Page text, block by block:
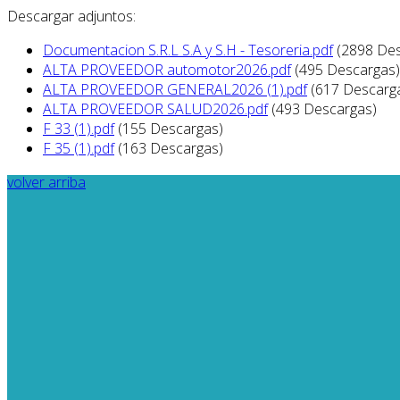
Descargar adjuntos:
Documentacion S.R.L S.A y S.H - Tesoreria.pdf (2898
ALTA PROVEEDOR automotor2026.pdf (495 Descargas)
ALTA PROVEEDOR GENERAL2026 (1).pdf (617
ALTA PROVEEDOR SALUD2026.pdf (493 Descargas)
F 33 (1).pdf (155 Descargas)
F 35 (1).pdf (163 Descargas)
volver arriba